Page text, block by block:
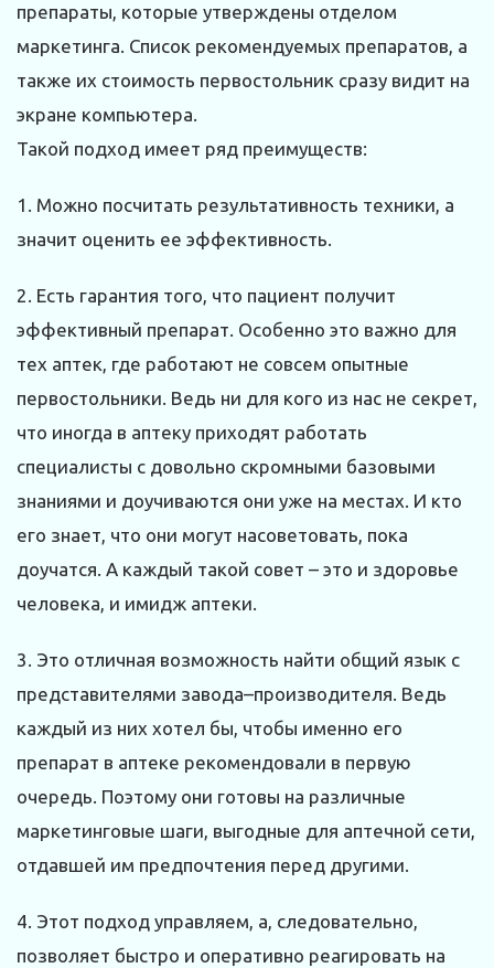
препараты, которые утверждены отделом
маркетинга. Список рекомендуемых препаратов, а
также их стоимость первостольник сразу видит на
экране компьютера.
Такой подход имеет ряд преимуществ:
1. Можно посчитать результативность техники, а
значит оценить ее эффективность.
2. Есть гарантия того, что пациент получит
эффективный препарат. Особенно это важно для
тех аптек, где работают не совсем опытные
первостольники. Ведь ни для кого из нас не секрет,
что иногда в аптеку приходят работать
специалисты с довольно скромными базовыми
знаниями и доучиваются они уже на местах. И кто
его знает, что они могут насоветовать, пока
доучатся. А каждый такой совет – это и здоровье
человека, и имидж аптеки.
3. Это отличная возможность найти общий язык с
представителями завода–производителя. Ведь
каждый из них хотел бы, чтобы именно его
препарат в аптеке рекомендовали в первую
очередь. Поэтому они готовы на различные
маркетинговые шаги, выгодные для аптечной сети,
отдавшей им предпочтения перед другими.
4. Этот подход управляем, а, следовательно,
позволяет быстро и оперативно реагировать на